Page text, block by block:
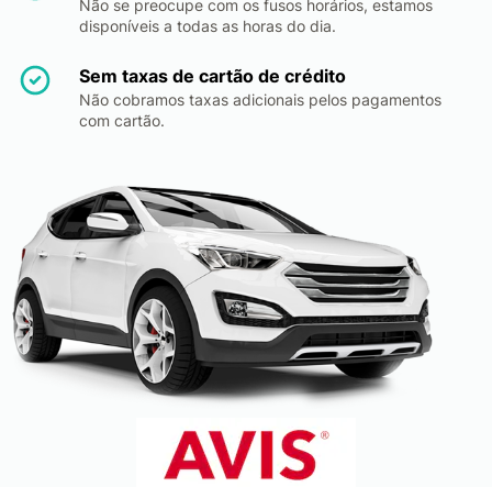
Não se preocupe com os fusos horários, estamos
disponíveis a todas as horas do dia.
Sem taxas de cartão de crédito
Não cobramos taxas adicionais pelos pagamentos
com cartão.